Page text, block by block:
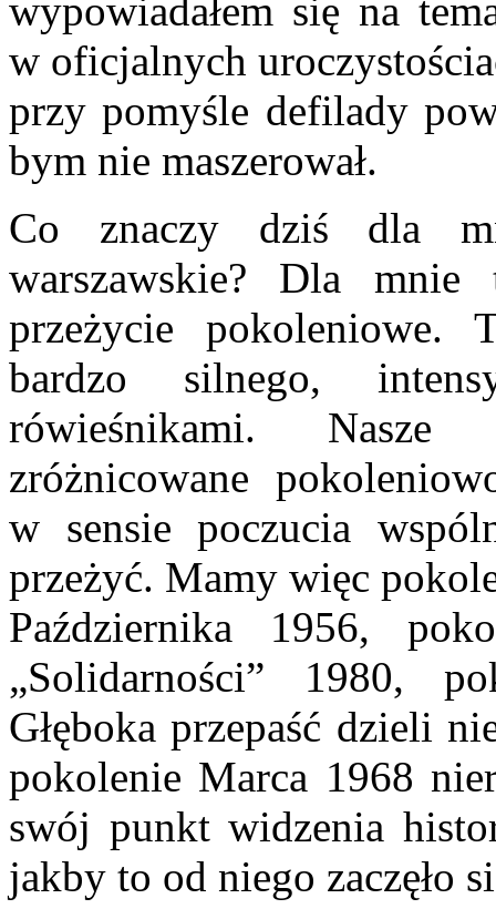
wypowiadałem się na
w oficjalnych
przy pomyśle defilady
bym nie maszerował.
Co znaczy dziś dla
warszawskie? Dla mnie
przeżycie pokoleniowe.
bardzo silnego,
rówieśnikami. Nasze
zróżnicowane
w sensie poczucia
przeżyć. Mamy więc
Października 1956,
„Solidarności” 1980,
Głęboka przepaść dzieli
pokolenie Marca 1968
swój punkt widzenia
jakby to od niego zaczęło